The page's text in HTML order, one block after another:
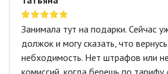
Занимала тут на подарки. Сейчас
должок и могу сказать, что
небходимость. Нет штрафов или